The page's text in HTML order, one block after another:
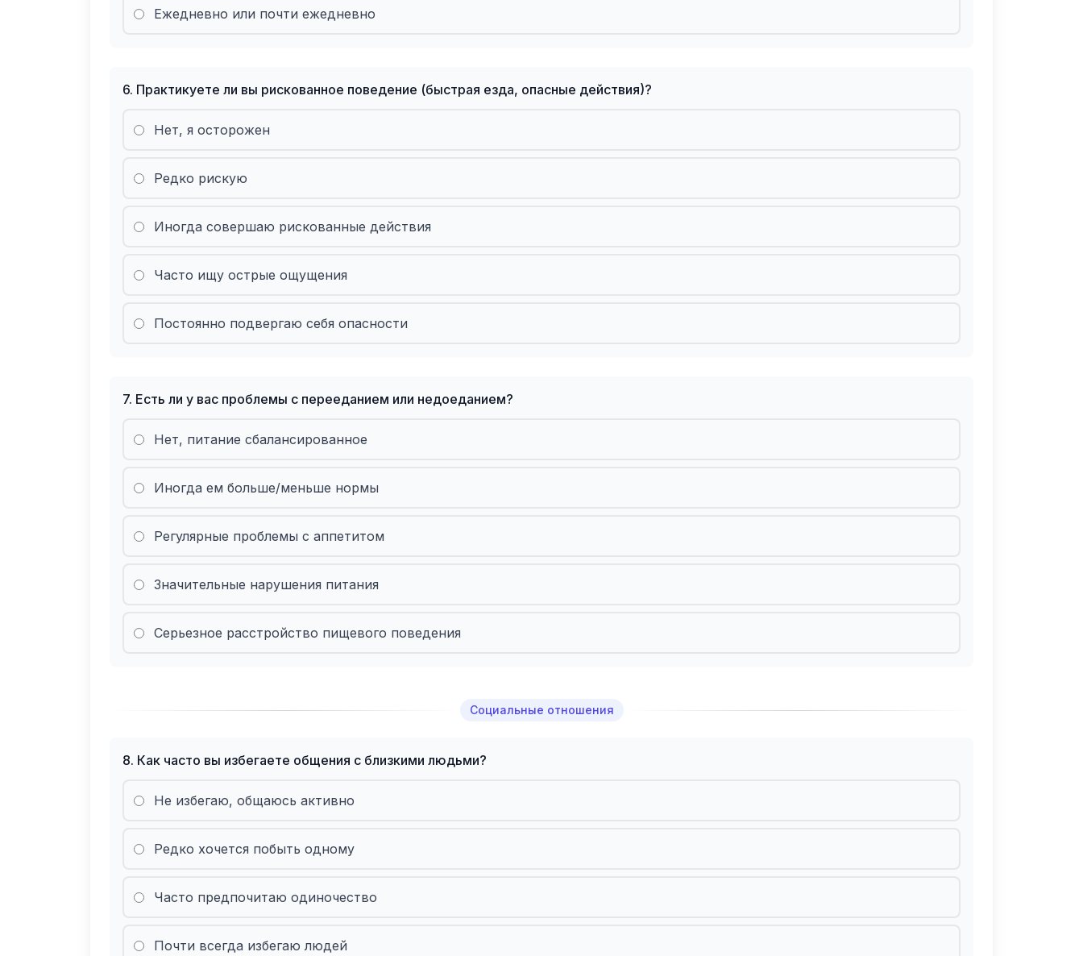
Ежедневно или почти ежедневно
6. Практикуете ли вы рискованное поведение (быстрая езда, опасные действия)?
Нет, я осторожен
Редко рискую
Иногда совершаю рискованные действия
Часто ищу острые ощущения
Постоянно подвергаю себя опасности
7. Есть ли у вас проблемы с перееданием или недоеданием?
Нет, питание сбалансированное
Иногда ем больше/меньше нормы
Регулярные проблемы с аппетитом
Значительные нарушения питания
Серьезное расстройство пищевого поведения
Социальные отношения
8. Как часто вы избегаете общения с близкими людьми?
Не избегаю, общаюсь активно
Редко хочется побыть одному
Часто предпочитаю одиночество
Почти всегда избегаю людей